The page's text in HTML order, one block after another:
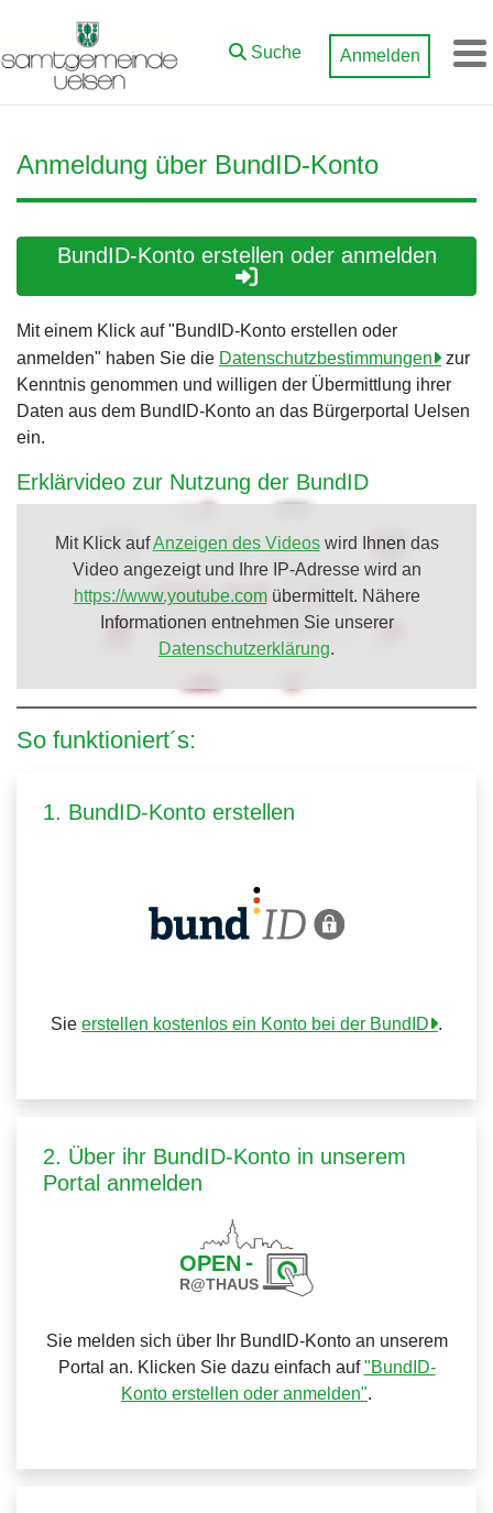
Zum Hauptinhalt springen
Suche
Anmelden
Anmeldung über BundID-Konto
BundID-Konto erstellen oder anmelden
Mit einem Klick auf "BundID-Konto erstellen oder
anmelden" haben Sie die Datenschutzbestimmungen
zur
Kenntnis genommen und willigen der Übermittlung ihrer
Daten aus dem BundID-Konto an das Bürgerportal Uelsen
ein.
Erklärvideo zur Nutzung der BundID
Mit Klick aufAnzeigen des Videoswird Ihnen das
Video angezeigt und Ihre IP-Adresse wird an
https://www.youtube.comübermittelt. Nähere
Informationen entnehmen Sie unserer
Datenschutzerklärung.
So funktioniert´s:
1. BundID-Konto erstellen
Sie erstellen kostenlos ein Konto bei der BundID .
2. Über ihr BundID-Konto in unserem
Portal anmelden
Sie melden sich über Ihr BundID-Konto an unserem
Portal an. Klicken Sie dazu einfach auf"BundID-
Konto erstellen oder anmelden".